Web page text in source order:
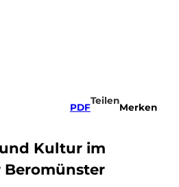
PDF
Teilen
Merken
Kultur im
Beromünster